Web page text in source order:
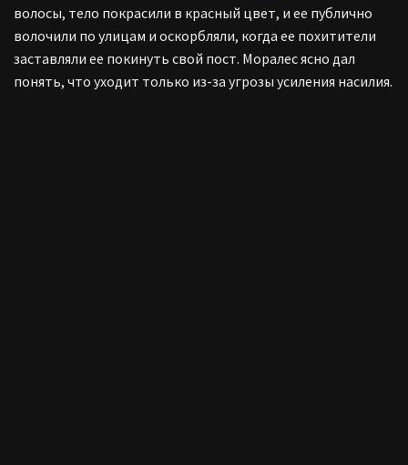
волосы, тело покрасили в красный цвет, и ее публично
волочили по улицам и оскорбляли, когда ее похитители
заставляли ее покинуть свой пост. Моралес ясно дал
понять, что уходит только из-за угрозы усиления насилия.